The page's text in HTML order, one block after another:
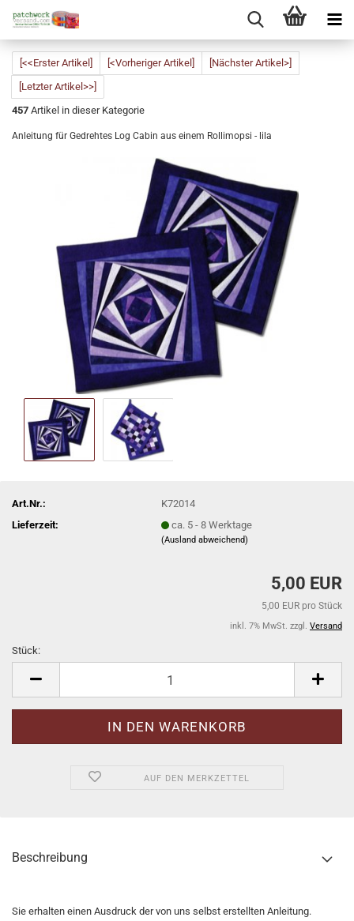
[<<Erster Artikel] [<Vorheriger Artikel]
[Nächster Artikel>]
[Letzter Artikel>>]
457 Artikel in dieser Kategorie
Anleitung für Gedrehtes Log Cabin aus einem Rollimopsi - lila
Art.Nr.:
K72014
Lieferzeit:
ca. 5 - 8 Werktage
(Ausland abweichend)
5,00 EUR
5,00 EUR pro Stück
inkl. 7% MwSt. zzgl. Versand
Stück:
AUF DEN MERKZETTEL
Beschreibung
Sie erhalten einen Ausdruck der von uns selbst erstellten Anleitung.